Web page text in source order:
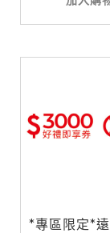
*專區限定*